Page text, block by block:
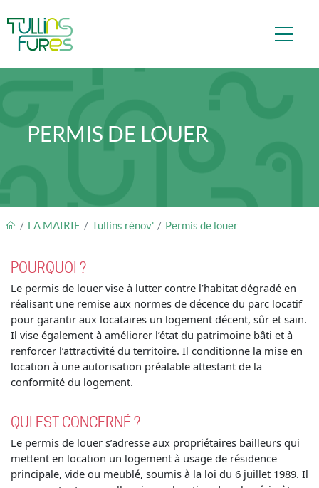
PERMIS DE LOUER
FIL D'ARIANE
LA MAIRIE Tullins rénov' Permis de louer
POURQUOI ?
Le permis de louer vise à lutter contre l’habitat dégradé en
réalisant une remise aux normes de décence du parc locatif
pour garantir aux locataires un logement décent, sûr et sain.
Il vise également à améliorer l’état du patrimoine bâti et à
renforcer l’attractivité du territoire. Il conditionne la mise en
location à une autorisation préalable attestant de la
conformité du logement.
QUI EST CONCERNÉ ?
Le permis de louer s’adresse aux propriétaires bailleurs qui
mettent en location un logement à usage de résidence
principale, vide ou meublé, soumis à la loi du 6 juillet 1989. Il